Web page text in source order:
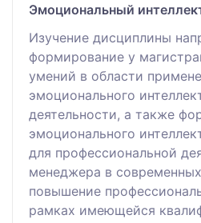
Эмоциональный
Изучение дисциплины
формирование у
умений в области
эмоционального
деятельности, а также
эмоционального
для профессиональной
менеджера в
повышение
рамках имеющейся